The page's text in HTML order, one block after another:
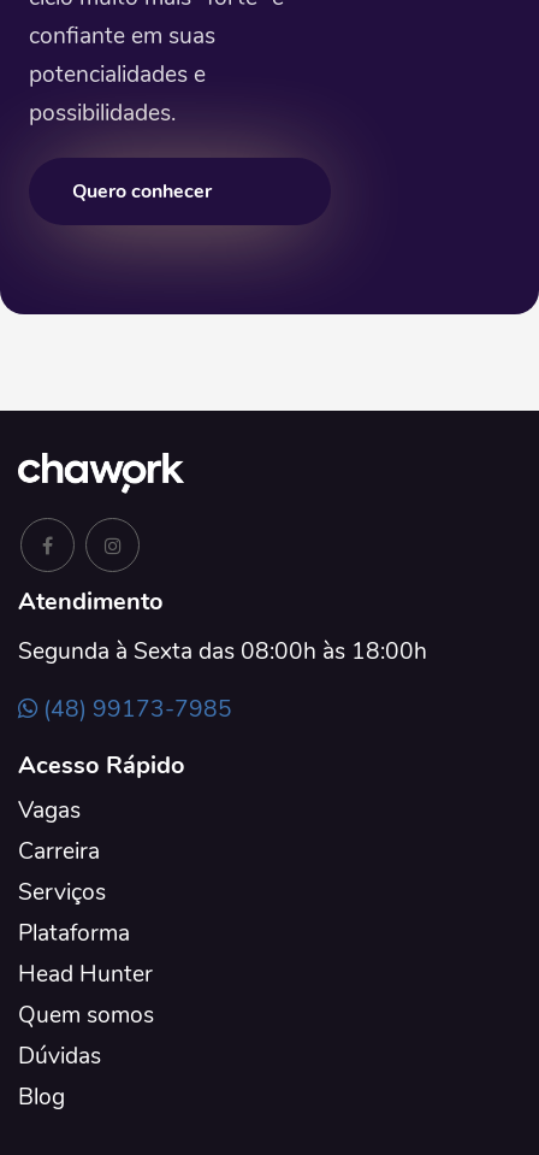
confiante em suas
potencialidades e
possibilidades.
Quero conhecer
Atendimento
Segunda à Sexta das 08:00h às 18:00h
(48) 99173-7985
Acesso Rápido
Vagas
Carreira
Serviços
Plataforma
Head Hunter
Quem somos
Dúvidas
Blog